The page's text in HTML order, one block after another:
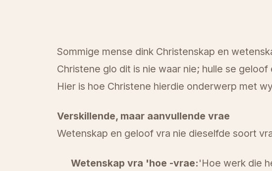
Sommige mense dink Christenskap en
Christene glo dit is nie waar nie; hulle se
Hier is hoe Christene hierdie onderwerp met
Verskillende, maar aanvullende vrae
Wetenskap en geloof vra nie dieselfde soort
Wetenskap vra 'hoe -vrae:'Hoe werk die